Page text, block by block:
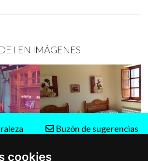
cookies
I EN IMÁGENES
Buzón de sugerencias